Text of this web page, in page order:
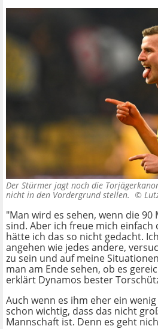
Der Stürmer jagt noch die
nicht in den Vordergrund stellen. ©
"Man wird es sehen, wenn die
sind. Aber ich freue mich einfach
hätte ich das so nicht gedacht.
angehen wie jedes andere,
zu sein und auf meine
man am Ende sehen, ob es
erklärt Dynamos bester
Auch wenn es ihm eher ein
schon wichtig, dass das nicht
Mannschaft ist. Denn es geht